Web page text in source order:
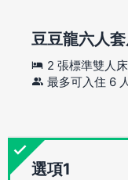
豆豆龍六人
2 張標準雙人
最多可入住 6
選項